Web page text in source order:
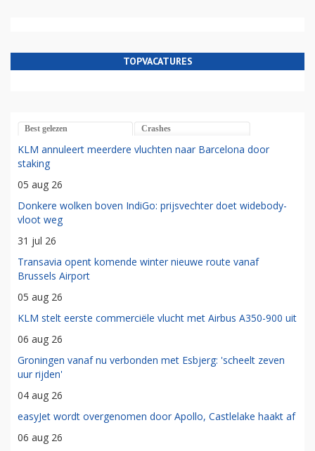
TOPVACATURES
Best gelezen Crashes
KLM annuleert meerdere vluchten naar Barcelona door
staking
05 aug 26
Donkere wolken boven IndiGo: prijsvechter doet widebody-
vloot weg
31 jul 26
Transavia opent komende winter nieuwe route vanaf
Brussels Airport
05 aug 26
KLM stelt eerste commerciële vlucht met Airbus A350-900 uit
06 aug 26
Groningen vanaf nu verbonden met Esbjerg: 'scheelt zeven
uur rijden'
04 aug 26
easyJet wordt overgenomen door Apollo, Castlelake haakt af
06 aug 26